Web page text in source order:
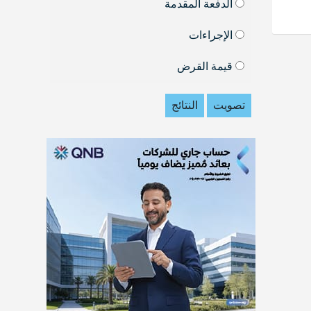
الدفعة المقدمة
الإجراءات
قيمة القرض
تصويت النتائج